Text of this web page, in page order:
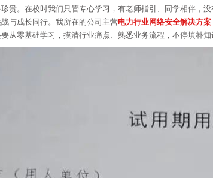
贵。在校时我们只管专心学习，有老师指引、同学相伴，
与成长同行。我所在的公司主营电力行业网络安全解决方案
从零基础学习，摸清行业痛点、熟悉业务流程，不停填补知